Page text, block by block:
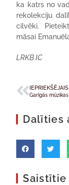
ka katrs no
rekolekciju
cilvēki.
māsai
LRKB IC
IEPRIEKŠĒJAIS
Dalīties
Saistītie